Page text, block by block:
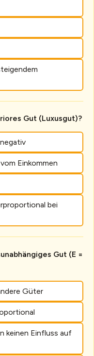
Gut (Luxusgut)?
Einkommen
bei
Gut (E =
Güter
keinen Einfluss auf